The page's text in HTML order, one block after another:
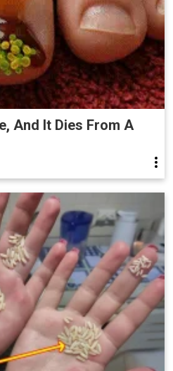
And It Dies From A